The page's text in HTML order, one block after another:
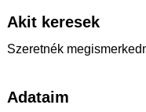
Akit keresek
Szeretnék
Adataim